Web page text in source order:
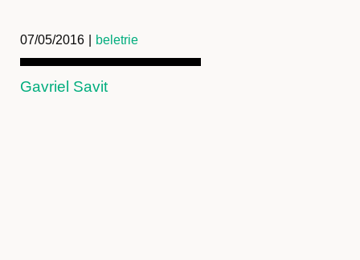
07/05/2016 beletrie
Gavriel Savit